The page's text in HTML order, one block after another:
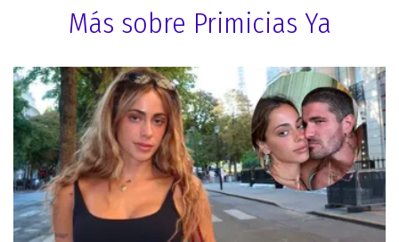
Más sobre Primicias Ya